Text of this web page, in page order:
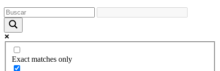
Exact matches only